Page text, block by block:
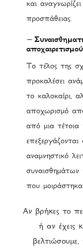
και
προσπάθειας.
–
αποχαιρετισμού
Το τέλος της
προκαλέσει
το καλοκαίρι,
αποχωρισμό
από μια τέτοια
αναμνηστικό
συναισθημάτων
που
Αν βρήκες το
ή αν έχεις